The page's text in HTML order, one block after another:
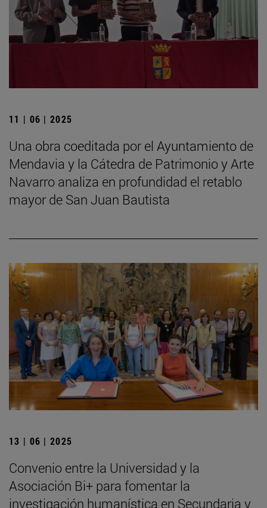
11 | 06 | 2025
Una obra coeditada por el Ayuntamiento de
Mendavia y la Cátedra de Patrimonio y Arte
Navarro analiza en profundidad el retablo
mayor de San Juan Bautista
13 | 06 | 2025
Convenio entre la Universidad y la
Asociación Bi+ para fomentar la
investigación humanística en Secundaria y